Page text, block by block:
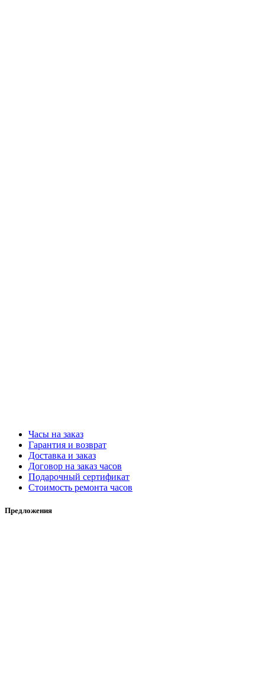
Часы на заказ
Гарантия и возврат
Доставка и заказ
Договор на заказ часов
Подарочный сертификат
Стоимость ремонта часов
Предложения